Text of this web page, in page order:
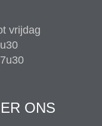
vrijdag
ONS